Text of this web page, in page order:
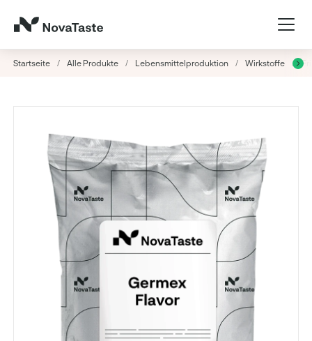
Startseite / Alle Produkte / Lebensmittelproduktion / Wirkstoffe /